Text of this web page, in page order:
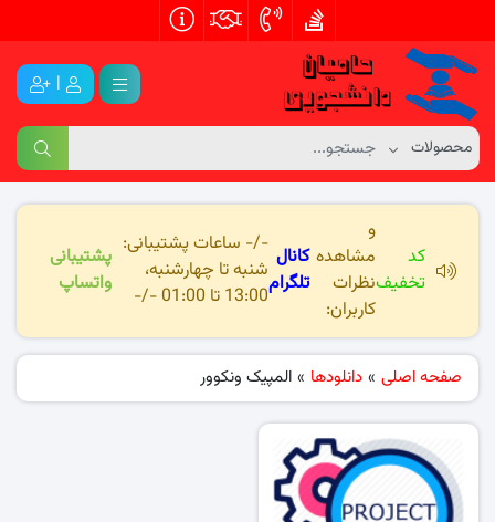
|
کد
تخفیف
و
مشاهده
نظرات
کاربران:
کانال
تلگرام
-/- ساعات پشتیبانی:
شنبه تا چهارشنبه،
13:00 تا 01:00 -/-
پشتیبانی
واتساپ
صفحه اصلی » دانلودها » المپیک ونکوور